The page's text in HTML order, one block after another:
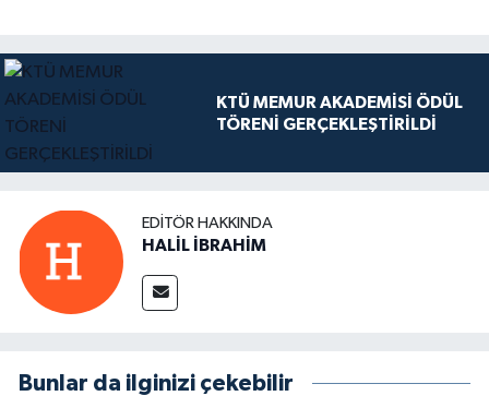
KTÜ MEMUR AKADEMİSİ ÖDÜL
TÖRENİ GERÇEKLEŞTİRİLDİ
EDITÖR HAKKINDA
HALİL İBRAHİM
Bunlar da ilginizi çekebilir